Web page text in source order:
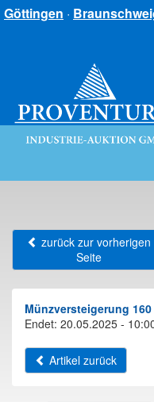
Göttingen ·
zurück zur vorherigen
Seite
Münzversteigerung
Endet: 20.05.2025 -
Artikel zurück